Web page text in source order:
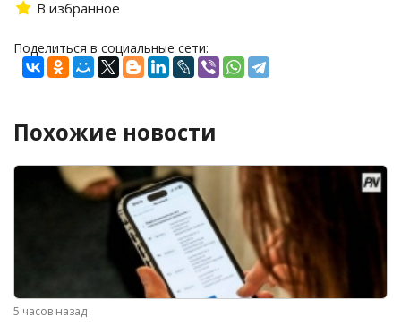
В избранное
Поделиться в социальные сети:
Похожие новости
5 часов назад